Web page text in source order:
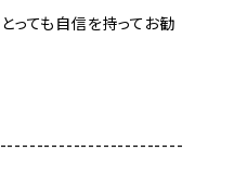
っても自信を持ってお勧